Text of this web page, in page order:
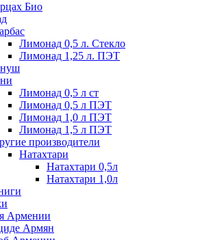
Био
Лимонад 0,5 л. Стекло
Лимонад 1,25 л. ПЭТ
Лимонад 0,5 л ст
Лимонад 0,5 л ПЭТ
Лимонад 1,0 л ПЭТ
Лимонад 1,5 л ПЭТ
производители
Натахтари
Натахтари 0,5л
Натахтари 1,0л
Армении
Армян